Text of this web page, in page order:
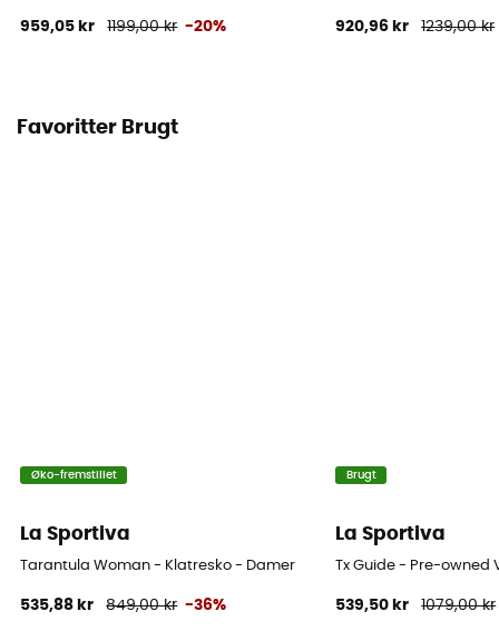
959,05 kr 1199,00 kr -20% 920,96 kr 1239,00 kr
Favoritter Brugt
Øko-fremstillet
La Sportiva
Tarantula Woman - Klatresko - Damer
535,88 kr 849,00 kr -36%
Brugt
La Sportiva
Tx Guide - Pre-owned
539,50 kr 1079,00 kr